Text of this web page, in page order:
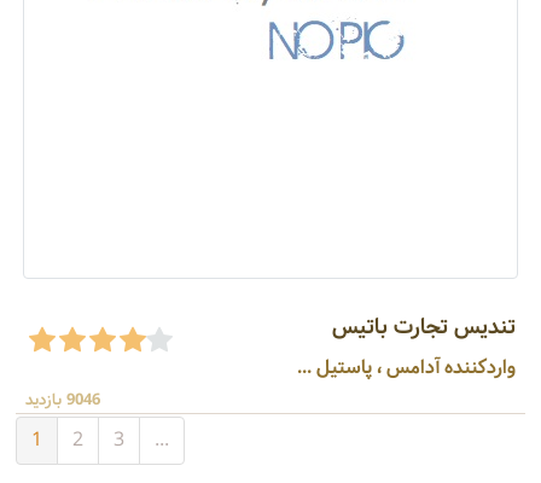
تندیس تجارت باتیس
واردکننده آدامس ، پاستیل ...
9046 بازدید
1 2 3 ...